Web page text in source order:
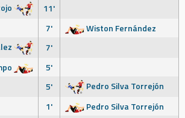
11'
7'
Wiston Fernández
7'
5'
5'
Pedro Silva Torrejón
1'
Pedro Silva Torrejón